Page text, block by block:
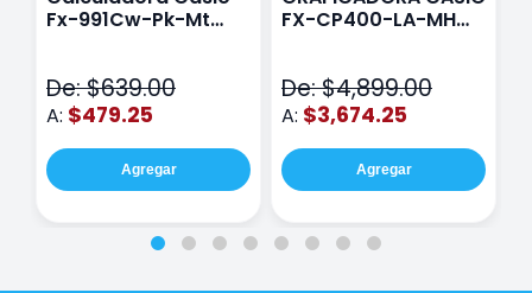
Fx-991Cw-Pk-Mt
De: $639.00
A: $479.25
Agregar
FX-CP400-LA-MH
De: $4,899.00
A: $3,674.25
Agregar